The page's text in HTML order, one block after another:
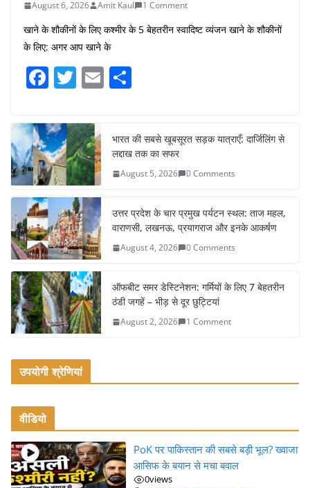
August 6, 2026 Amit Kaul 1 Comment
खाने के शौकीनों के लिए कश्मीर के 5 बेहतरीन स्वादिष्ट व्यंजन खाने के शौकीनों
के लिए: अगर आप खाने के
F
c
e
b
o
o
k
T
itt
er
E
e
भारत की सबसे खूबसूरत सड़क यात्राएँ: दार्जिलिंग से
लद्दाख तक का सफर
August 5, 2026 0 Comments
उत्तर प्रदेश के चार प्रमुख पर्यटन स्थल: ताज महल,
वाराणसी, लखनऊ, प्रयागराज और इनके आकर्षण
August 4, 2026 0 Comments
ऑफबीट समर डेस्टिनेशन: गर्मियों के लिए 7 बेहतरीन
ठंडी जगहें – भीड़ से दूर छुट्टियां
August 2, 2026 1 Comment
उपयोगी श्रेणियां
वीडियो
PoK पर पाकिस्तान की सबसे बड़ी भूल? ख्वाजा
आसिफ के बयान से मचा बवाल
0views